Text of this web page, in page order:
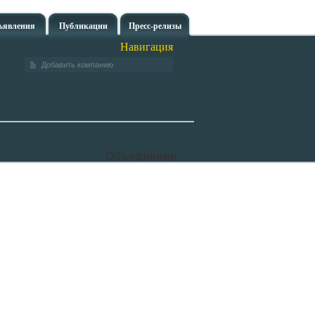
Публикации Пресс-релизы
Навигация
Добавить компанию